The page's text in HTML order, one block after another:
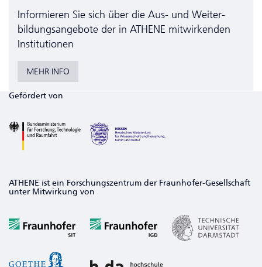
Informieren Sie sich über die Aus- und Weiter­
bildungs­angebote der in ATHENE mitwirkenden
Institutionen
MEHR INFO
Gefördert von
ATHENE ist ein Forschungszentrum der Fraunhofer-Gesellschaft
unter Mitwirkung von